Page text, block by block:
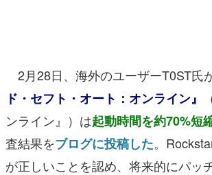
アプリレビュー
その他
電ファミニコゲーマーとは？
運営：株式会社マレ
2月28日、海外のユーザーT0ST氏が
ド・セフト・オート：オンライン』
ンライン』）は起動時間を約70%短
査結果をブログに投稿した。
が正しいことを認め、将来的にパッ